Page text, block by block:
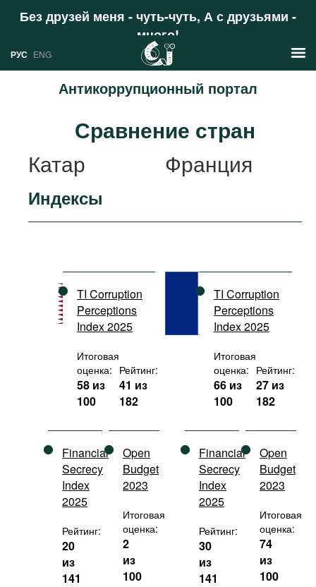
Без друзей меня - чуть-чуть, А с друзьями -
много!
Поддержать
РУС ENG
Антикоррупционный портал
Аналитика
Профили
Стран
Ресурсы
Документы международных
организаций
Фильмы
Подкасты
Книжная полка
Сравнение стран
Катар
Франция
Индексы
TI Corruption
Perceptions
Index 2025
Итоговая
оценка:
58 из
100
Рейтинг:
41 из
182
Financial
Secrecy
Index
2025
Рейтинг:
20
из
141
Open
Budget
2023
Итоговая
оценка:
2
из
100
TI Corruption
Perceptions
Index 2025
Итоговая
оценка:
66 из
100
Рейтинг:
27 из
182
Financial
Secrecy
Index
2025
Рейтинг:
30
из
141
Open
Budget
2023
Итоговая
оценка:
74
из
100